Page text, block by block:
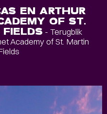
EN ARTHUR
OF ST.
- Terugblik
Academy of St. Martin